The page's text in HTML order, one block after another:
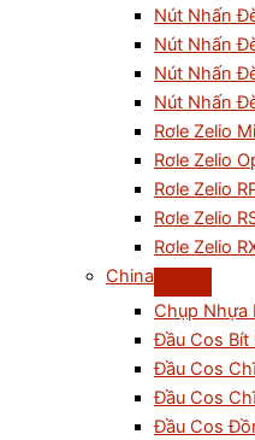
Nút Nhấn
Nút Nhấn
Nút Nhấn
Nút Nhấn
Rơle Zelio
Rơle Zelio
Rơle Zelio
Rơle Zelio
Rơle Zelio
China
Chụp Nhựa
Đầu Cos Bít
Đầu Cos
Đầu Cos
Đầu Cos